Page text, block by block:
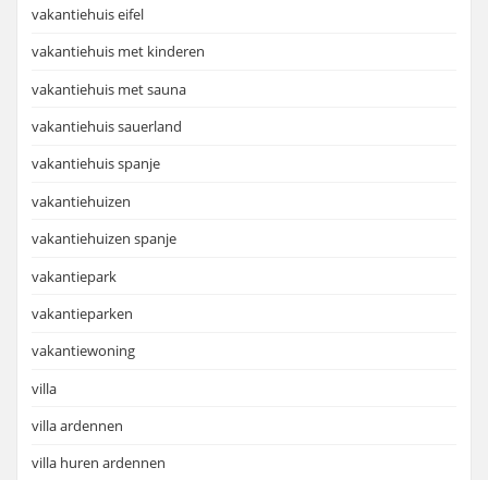
vakantiehuis eifel
vakantiehuis met kinderen
vakantiehuis met sauna
vakantiehuis sauerland
vakantiehuis spanje
vakantiehuizen
vakantiehuizen spanje
vakantiepark
vakantieparken
vakantiewoning
villa
villa ardennen
villa huren ardennen